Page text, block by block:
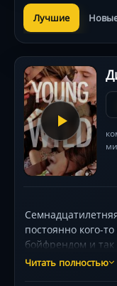
Лучшие
постоянно кого-
бойфрендом и
собственный блог
Читать полностью